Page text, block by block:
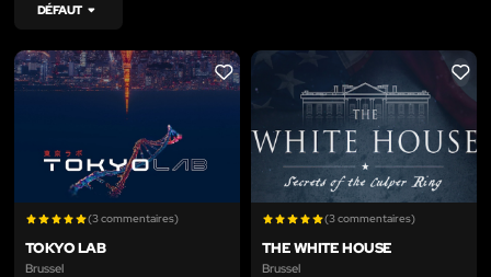
DÉFAUT
LIKE
(3 commentaires)
TOKYO LAB
Brussel
LIKE
(3 commentaires)
THE WHITE HOUSE
Brussel